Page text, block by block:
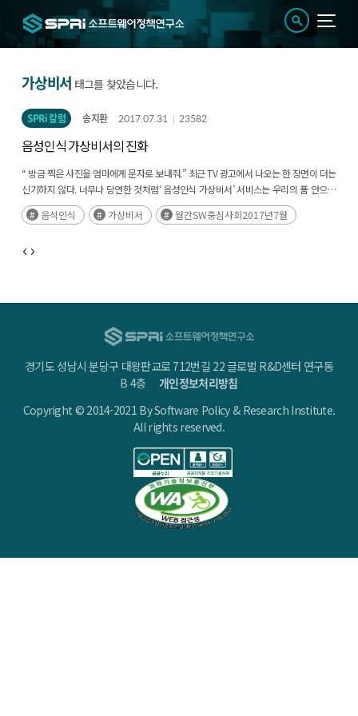
가상비서 태그를 찾았습니다.
SPRi 칼럼 송지환 2017.07.31 23582
음성인식 가상비서의 진화
“ 방금 찍은 사진을 엄마에게 문자로 보내줘.” 최근 TV 광고에서 나오는 한 장면이 더는
신기하지 않다. 너무나 당연한 것처럼‘ 음성인식 가상비서’ 서비스는 우리의 품 안으로
조용히 들어왔다.(후략)
음석인식 가상비서 월간SW중심사회2017년7월
경기도 성남시 분당구 대왕판교로 712번길 22 글로벌 R&D센터 연구동
B 4층개인정보처리방침
Copyright © 2014-2021 By Software Policy & Research Institute.
All rights reserved.